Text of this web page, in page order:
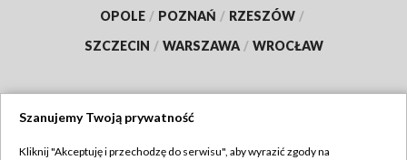
OPOLE / POZNAŃ / RZESZÓW /
SZCZECIN / WARSZAWA / WROCŁAW
Szanujemy Twoją prywatność
Kliknij "Akceptuję i przechodzę do serwisu", aby wyrazić zgody na